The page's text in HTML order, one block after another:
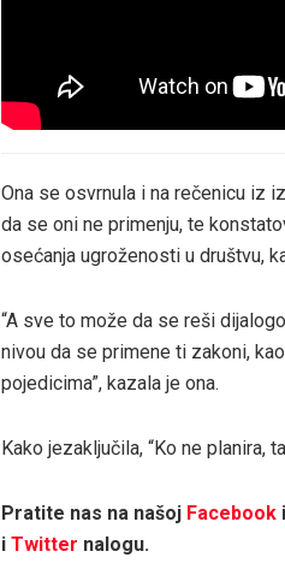
Ona se osvrnula i na rečenicu iz
da se oni ne primenju, te
osećanja ugroženosti u društvu,
“A sve to može da se reši
nivou da se primene ti zakoni,
pojedicima”, kazala je ona.
Kako jezaključila, “Ko ne planira,
Pratite nas na našoj Facebook i
i Twitter nalogu.